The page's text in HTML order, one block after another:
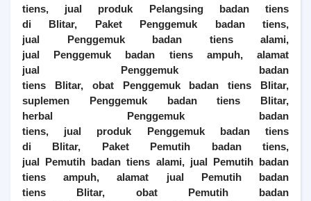
tiens, jual produk Pelangsingbadan tiens
di Blitar, Paket Penggemuk badan tiens,
jual Penggemukbadan tiens alami,
jual Penggemuk badan tiens ampuh, alamat
jual Penggemukbadan
tiens Blitar, obat Penggemukbadan tiens Blitar,
suplemen Penggemukbadan tiens Blitar,
herbal Penggemuk badan
tiens, jual produk Penggemukbadan tiens
di Blitar, Paket Pemutih badan tiens,
jual Pemutih badan tiens alami, jual Pemutihbadan
tiens ampuh, alamat jual Pemutihbadan
tiens Blitar, obat Pemutihbadan